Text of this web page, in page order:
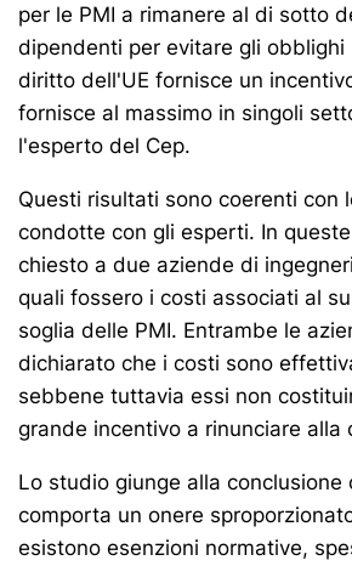
per le PMI a rimanere al di sotto
dipendenti per evitare gli obblighi
diritto dell'UE fornisce un
fornisce al massimo in singoli
l'esperto del Cep.
Questi risultati sono coerenti con
condotte con gli esperti. In
chiesto a due aziende di
quali fossero i costi associati al
soglia delle PMI. Entrambe le
dichiarato che i costi sono
sebbene tuttavia essi non
grande incentivo a rinunciare alla
Lo studio giunge alla conclusione
comporta un onere
esistono esenzioni normative,